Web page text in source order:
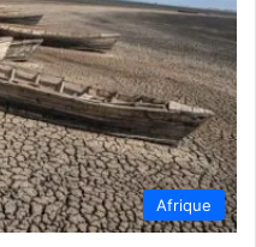
Afrique